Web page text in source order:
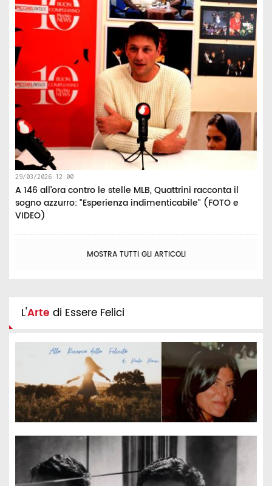
29/03/2026 12:00
A 146 all’ora contro le stelle MLB, Quattrini racconta il
sogno azzurro: "Esperienza indimenticabile" (FOTO e
VIDEO)
MOSTRA TUTTI GLI ARTICOLI
L'Arte di Essere Felici